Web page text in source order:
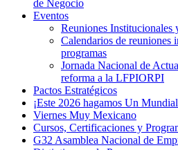
de Negocio
Eventos
Reuniones Institucionales
Calendarios de reuniones
programas
Jornada Nacional de
reforma a la LFPIORPI
Pactos Estratégicos
¡Este 2026 hagamos Un
Viernes Muy Mexicano
Cursos, Certificaciones y
G32 Asamblea Nacional de